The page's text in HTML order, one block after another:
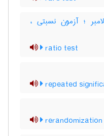
؛ آزمون نسبتی ،
ratio test
repeated